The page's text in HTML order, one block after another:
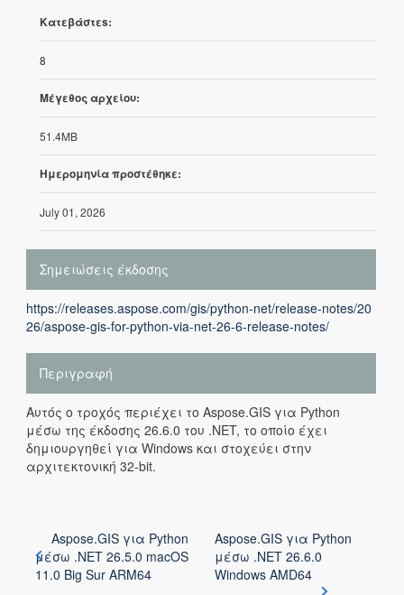
Κατεβάστεs:
8
Μέγεθος αρχείου:
51.4MB
Ημερομηνία προστέθηκε:
July 01, 2026
Σημειώσεις έκδοσης
https://releases.aspose.com/gis/python-net/release-notes/20
26/aspose-gis-for-python-via-net-26-6-release-notes/
Περιγραφή
Αυτός ο τροχός περιέχει το Aspose.GIS για Python
μέσω της έκδοσης 26.6.0 του .NET, το οποίο έχει
δημιουργηθεί για Windows και στοχεύει στην
αρχιτεκτονική 32-bit.
Aspose.GIS για Python
μέσω .NET 26.5.0 macOS
11.0 Big Sur ARM64
Aspose.GIS για Python
μέσω .NET 26.6.0
Windows AMD64